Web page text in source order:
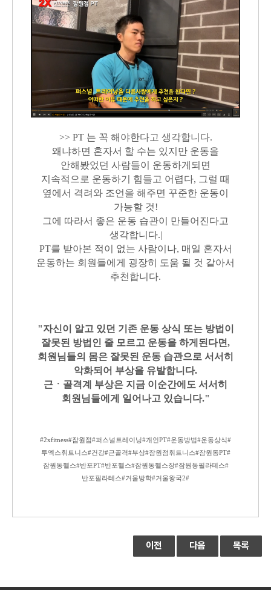
>> PT 는 꼭 해야한다고 생각합니다.
왜냐하면 혼자서 할 수는 있지만 운동을
안해봤었던 사람들이 운동하게되면
지속적으로 운동하기 힘들고 어렵다, 그럴 때
옆에서 격려와 조언을 해주면 꾸준한 운동이
가능할 것!
그에 따라서 좋은 운동 습관이 만들어진다고
생각합니다.|
PT를 받아본 적이 없는 사람이나, 매일 혼자서
운동하는 회원들에게 굉장히 도움 될 것 같아서
추천합니다.
"자신이 알고 있던 기존 운동 상식 또는 방법이
잘못된 방법인 줄 모르고 운동을 하게된다면,
회원님들의 몸은 잘못된 운동 습관으로 서서히
악화되어 부상을 유발합니다.
근 ㆍ골격계 부상은 지금 이순간에도 서서히
회원님들에게 일어나고 있습니다."
#2xfitness#잠원점#퍼스널트레이닝#개인PT#운동방법#운동상식#
투엑스휘트니스#건강#근골격#부상#잠원점휘트니스#잠원동PT#
잠원동헬스#반포PT#반포헬스#잠원동헬스장#잠원동필라테스#
반포필라테스#겨울방학#겨울왕국2#
이전 다음 목록